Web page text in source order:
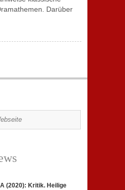
Darüber
(2020): Kritik. Heilige